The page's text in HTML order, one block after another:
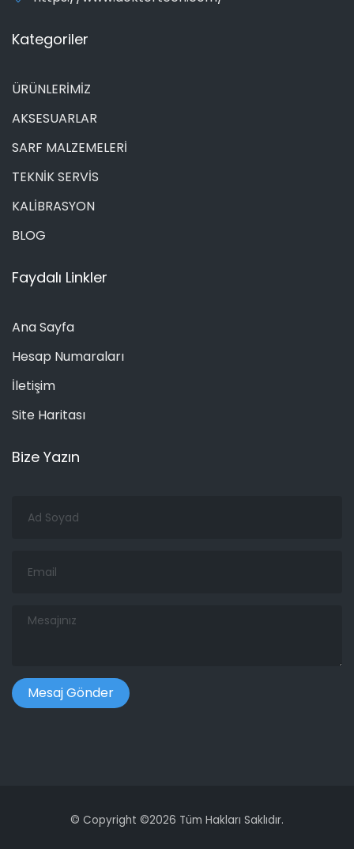
Kategoriler
ÜRÜNLERİMİZ
AKSESUARLAR
SARF MALZEMELERİ
TEKNİK SERVİS
KALİBRASYON
BLOG
Faydalı Linkler
Ana Sayfa
Hesap Numaraları
İletişim
Site Haritası
Bize Yazın
Soyad
Mesajınız
© Copyright ©2026 Tüm Hakları Saklıdır.